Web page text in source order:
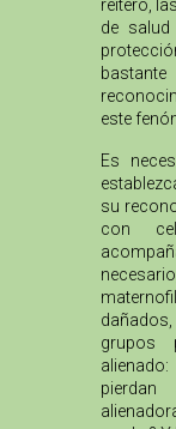
reitero,
de
este
Es
su
con
grupos